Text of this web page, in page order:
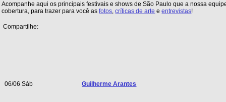
Acompanhe aqui os principais festivais e shows de São Paulo que a nossa
cobertura, para trazer para você asfotos,críticas de arte eentrevistas!
Compartilhe:
06/06 Sáb Guilherme Arantes